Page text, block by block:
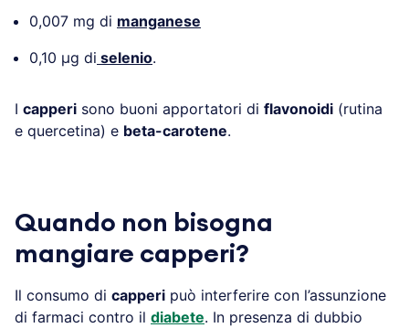
0,007 mg di manganese
0,10 µg di selenio.
I capperi sono buoni apportatori di flavonoidi (rutina
e quercetina) e beta-carotene.
Quando non bisogna
mangiare capperi?
Il consumo di capperi può interferire con l’assunzione
di farmaci contro il diabete. In presenza di dubbio